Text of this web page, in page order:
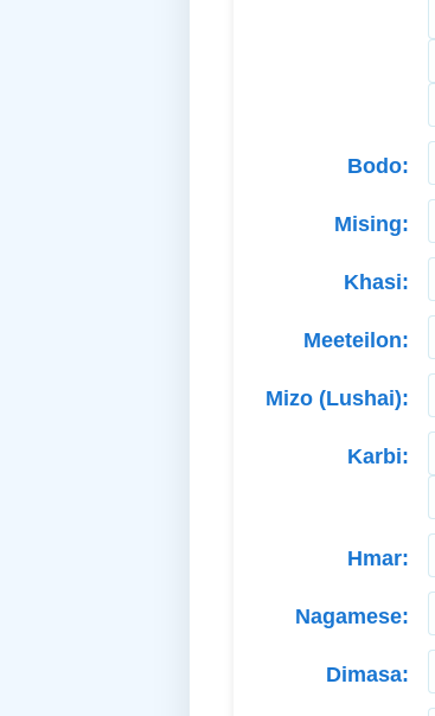
Bodo:
Mising:
Khasi:
Meeteilon:
Mizo (Lushai):
Karbi:
Hmar:
Nagamese:
Dimasa: